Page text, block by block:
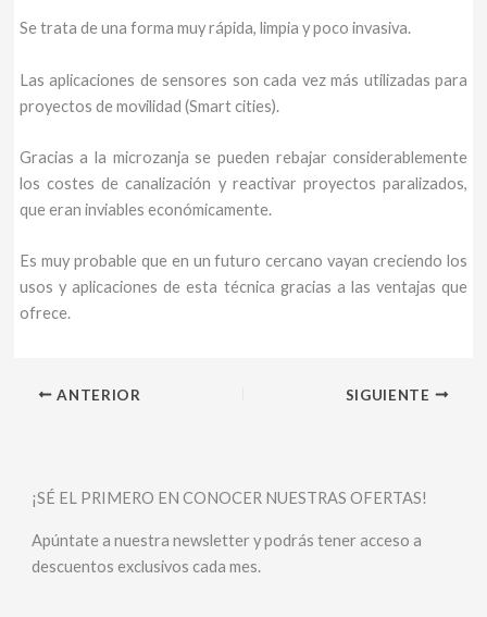
Se trata de una forma muy rápida, limpia y poco invasiva.
Las aplicaciones de sensores son cada vez más utilizadas para
proyectos de movilidad (Smart cities).
Gracias a la microzanja se pueden rebajar considerablemente
los costes de canalización y reactivar proyectos paralizados,
que eran inviables económicamente.
Es muy probable que en un futuro cercano vayan creciendo los
usos y aplicaciones de esta técnica gracias a las ventajas que
ofrece.
ANTERIOR SIGUIENTE
¡SÉ EL PRIMERO EN CONOCER NUESTRAS OFERTAS!
Apúntate a nuestra newsletter y podrás tener acceso a
descuentos exclusivos cada mes.